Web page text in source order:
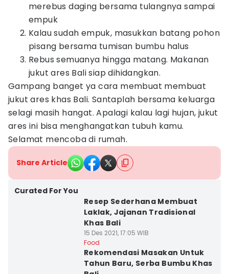
merebus daging bersama tulangnya sampai
empuk
Kalau sudah empuk, masukkan batang pohon
pisang bersama tumisan bumbu halus
Rebus semuanya hingga matang. Makanan
jukut ares Bali siap dihidangkan.
Gampang banget ya cara membuat membuat
jukut ares khas Bali. Santaplah bersama keluarga
selagi masih hangat. Apalagi kalau lagi hujan, jukut
ares ini bisa menghangatkan tubuh kamu.
Selamat mencoba di rumah.
Share Article
Curated For You
Resep Sederhana Membuat
Laklak, Jajanan Tradisional
Khas Bali
15 Des 2021, 17:05 WIB
Food
Rekomendasi Masakan Untuk
Tahun Baru, Serba Bumbu Khas